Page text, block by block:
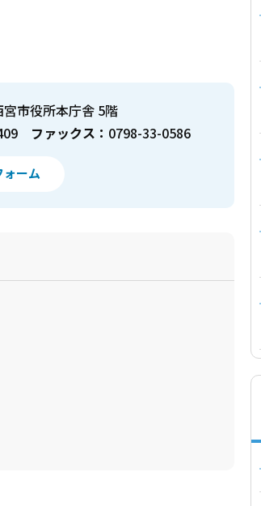
市役所本庁舎 5階
ファックス： 0798-33-0586
ォーム